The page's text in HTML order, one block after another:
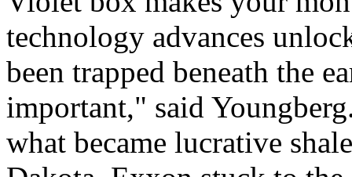
technology advances
been trapped beneath the
important," said
what became lucrative